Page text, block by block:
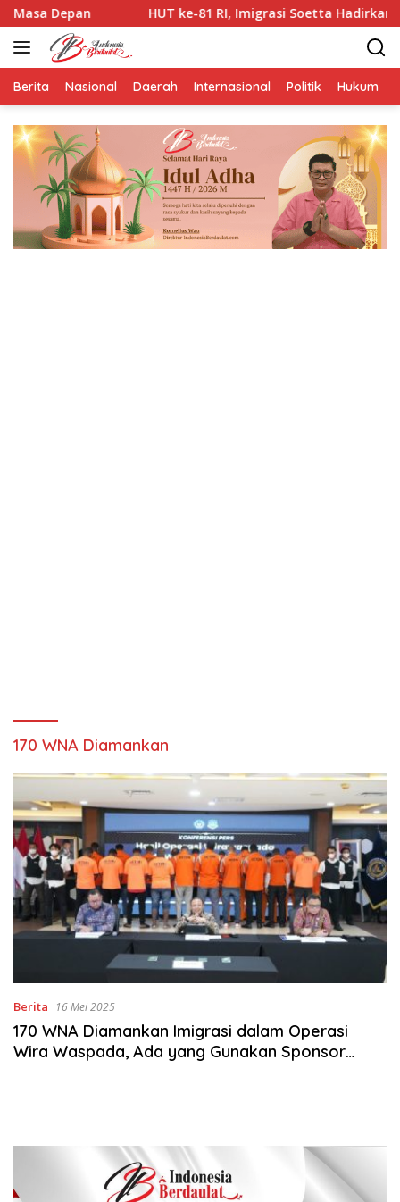
Langsung
ke
konten
HUT ke-81 RI, Imigrasi Soetta Hadirkan Layanan
Berita Nasional Daerah Internasional Politik Hukum
170 WNA Diamankan
Berita 16 Mei 2025
170 WNA Diamankan Imigrasi dalam Operasi
Wira Waspada, Ada yang Gunakan Sponsor